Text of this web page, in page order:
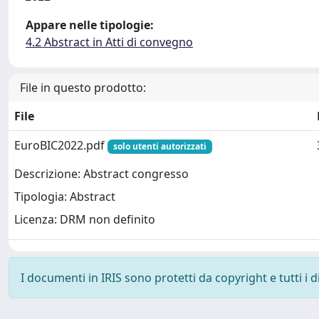
Appare nelle tipologie:
4.2 Abstract in Atti di convegno
File in questo prodotto:
File
EuroBIC2022.pdf
solo utenti autorizzati
Descrizione: Abstract congresso
Tipologia: Abstract
Licenza: DRM non definito
I documenti in IRIS sono protetti da copyright e tutti i